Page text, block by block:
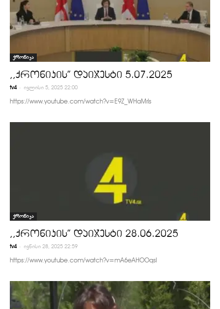
ქრონიკა
,,ქრონიკის” დაიჯესტი 5.07.2025
tv4 - ივლისი 5, 2025 22:00
https://www.youtube.com/watch?v=E9Z_WHaMrls
ქრონიკა
,,ქრონიკის” დაიჯესტი 28.06.2025
tv4 - ივნისი 28, 2025 22:59
https://www.youtube.com/watch?v=mA6eAHOOqsI